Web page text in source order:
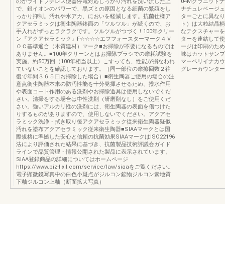
で、銀イオンのパワーで、黒ズミの原因となる細菌の繁殖をし
っかり抑制。汚れや水アカ、においを軽減します。抗菌仕様ア
クアセラミックは衛生陶器鉢面の「ツルツル」が続くので、お
手入れがずっとラクラクです。ツルツルがつづく！100年クリー
ン『アクアセラミック』F☆☆☆☆エフフォースターマーク４Ｖ
ＯＣ基準適合（木質建材）マーク■お掃除が不要になるものでは
ありません。■100年クリーンとはお掃除ブラシでの摩耗試験を
実施。約50万回（100年相当以上）こすっても、性能が損なわれ
ていないことを確認しております。（同一部位の摩擦回数２往
復で年間３６５日お掃除した場合）■衛生陶器ご使用の場合の注
意点衛生陶器本来の防汚性能を十分発揮させるため、撥水作用
や表面コート作用のある洗剤やお掃除道具は使用しないでくだ
さい。清掃をする場合は中性洗剤（研磨剤なし）をご使用くだ
さい。強いアルカリ性の洗剤には、衛生陶器の表面を傷つけた
りするものがありますので、使用しないでください。アクアセ
ラミック洗浄・拭き取り後アクアセラミック従来衛生陶器疑似
汚れを塗布アクアセラミック従来衛生陶器■SIAAマークとは国
際規格に準拠した安心と信頼の抗菌効果SIAAマークはISO22196
法により評価された結果に基づき、抗菌製品技術評議会ガイド
ラインで品質管理・情報公開された製品に表示されています。
SIAA登録商品の詳細についてはホームページ
https://www.biz-lixil.com/service/law/siaaをご覧ください。
電子顕微鏡写真中の白色小斑点がジルコン鉱物ジルコン素地質
下釉ジルコン上釉（断面拡大写真）
ナチュレベージ
ターごとに異な
ト）は大粒結晶
なテクスチャー
ターを連結して
ージは印刷のた
味はカットサン
マーベリイナカ
グレーカウンタ